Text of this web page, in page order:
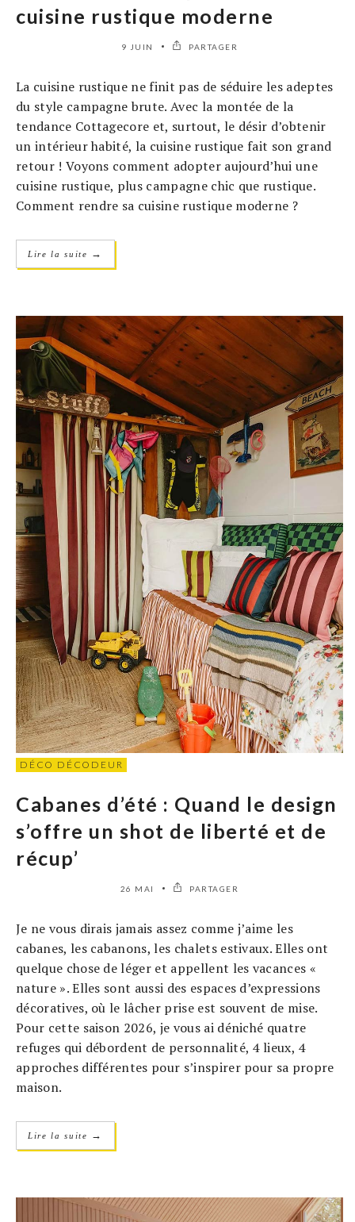
cuisine rustique moderne
9 JUIN PARTAGER
La cuisine rustique ne finit pas de séduire les adeptes
du style campagne brute. Avec la montée de la
tendance Cottagecore et, surtout, le désir d’obtenir
un intérieur habité, la cuisine rustique fait son grand
retour ! Voyons comment adopter aujourd’hui une
cuisine rustique, plus campagne chic que rustique.
Comment rendre sa cuisine rustique moderne ?
Lire la suite →
DÉCO DÉCODEUR
Cabanes d’été : Quand le design
s’offre un shot de liberté et de
récup’
26 MAI PARTAGER
Je ne vous dirais jamais assez comme j’aime les
cabanes, les cabanons, les chalets estivaux. Elles ont
quelque chose de léger et appellent les vacances «
nature ». Elles sont aussi des espaces d’expressions
décoratives, où le lâcher prise est souvent de mise.
Pour cette saison 2026, je vous ai déniché quatre
refuges qui débordent de personnalité, 4 lieux, 4
approches différentes pour s’inspirer pour sa propre
maison.
Lire la suite →